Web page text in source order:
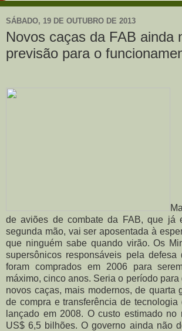
SÁBADO, 19 DE OUTUBRO DE 2013
Novos caças da FAB ainda
previsão para o
de aviões de combate da FAB, que já
segunda mão, vai ser aposentada à
que ninguém sabe quando virão. Os
supersônicos responsáveis pela defesa
foram comprados em 2006 para
máximo, cinco anos. Seria o período
novos caças, mais modernos, de quarta
de compra e transferência de tecnologia
lançado em 2008. O custo estimado no
US$ 6,5 bilhões. O governo ainda não